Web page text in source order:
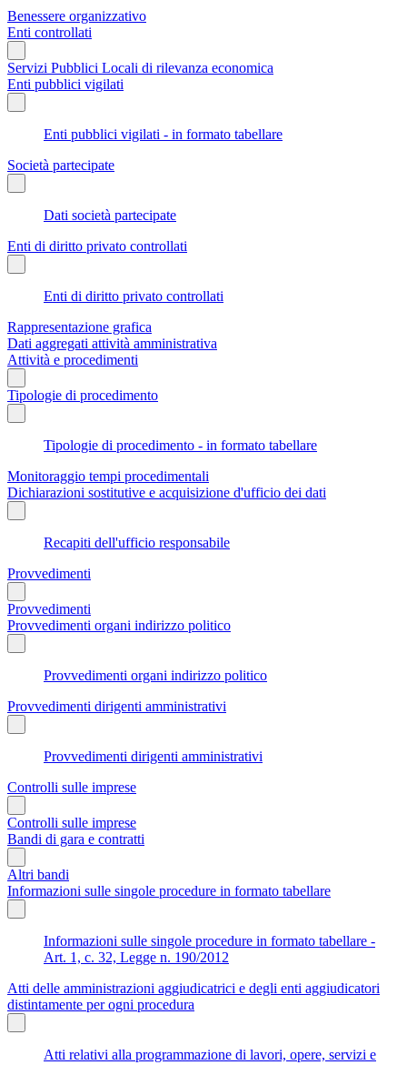
Benessere organizzativo
Enti controllati
Servizi Pubblici Locali di rilevanza economica
Enti pubblici vigilati
Enti pubblici vigilati - in formato tabellare
Società partecipate
Dati società partecipate
Enti di diritto privato controllati
Enti di diritto privato controllati
Rappresentazione grafica
Dati aggregati attività amministrativa
Attività e procedimenti
Tipologie di procedimento
Tipologie di procedimento - in formato tabellare
Monitoraggio tempi procedimentali
Dichiarazioni sostitutive e acquisizione d'ufficio dei dati
Recapiti dell'ufficio responsabile
Provvedimenti
Provvedimenti
Provvedimenti organi indirizzo politico
Provvedimenti organi indirizzo politico
Provvedimenti dirigenti amministrativi
Provvedimenti dirigenti amministrativi
Controlli sulle imprese
Controlli sulle imprese
Bandi di gara e contratti
Altri bandi
Informazioni sulle singole procedure in formato tabellare
Informazioni sulle singole procedure in formato tabellare -
Art. 1, c. 32, Legge n. 190/2012
Atti delle amministrazioni aggiudicatrici e degli enti aggiudicatori
distintamente per ogni procedura
Atti relativi alla programmazione di lavori, opere, servizi e